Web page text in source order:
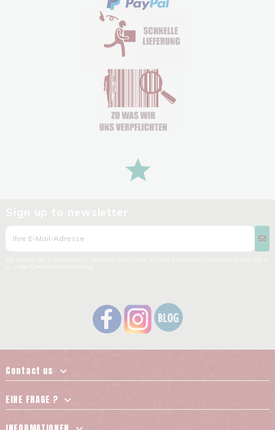
Contact us
EINE FRAGE ?